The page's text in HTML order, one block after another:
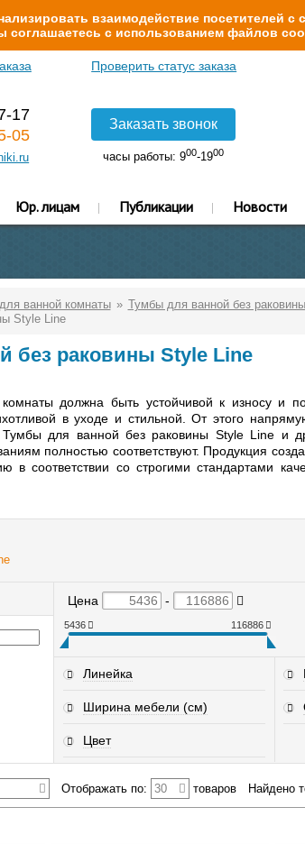
взаимодействие посетителей с
соглашаетесь с использованием файлов
Проверить статус заказа
17
05
Заказать звонок
часы работы: 900-1900
Юр. лицам Публикации Новости
ванной комнаты
Тумбы для ванной без раковины
Style Line
без раковины Style Line
должна быть устойчивой к износу и
в уходе и стильной. От этого
для ванной без раковины Style Line и
полностью соответствуют. Продукция
в соответствии со строгими стандартами
Цена -
5436 116886
Линейка
Ширина мебели (см)
Цвет
Отображать по: 30 товаров Найдено